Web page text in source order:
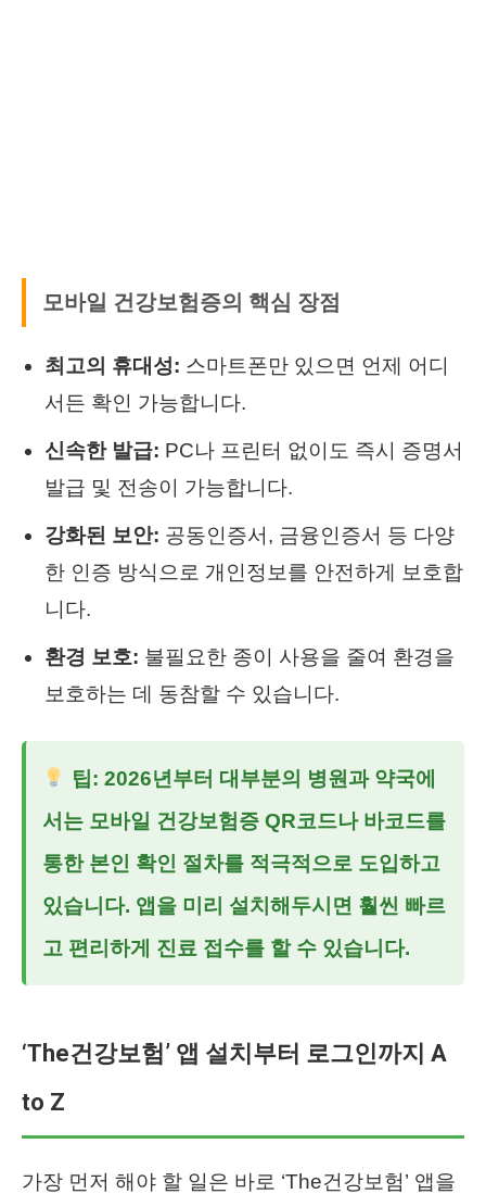
모바일 건강보험증의 핵심 장점
최고의 휴대성: 스마트폰만 있으면 언제 어디
서든 확인 가능합니다.
신속한 발급: PC나 프린터 없이도 즉시 증명서
발급 및 전송이 가능합니다.
강화된 보안: 공동인증서, 금융인증서 등 다양
한 인증 방식으로 개인정보를 안전하게 보호합
니다.
환경 보호: 불필요한 종이 사용을 줄여 환경을
보호하는 데 동참할 수 있습니다.
팁: 2026년부터 대부분의 병원과 약국에
서는 모바일 건강보험증 QR코드나 바코드를
통한 본인 확인 절차를 적극적으로 도입하고
있습니다. 앱을 미리 설치해두시면 훨씬 빠르
고 편리하게 진료 접수를 할 수 있습니다.
‘The건강보험’ 앱 설치부터 로그인까지 A
to Z
가장 먼저 해야 할 일은 바로 ‘The건강보험’ 앱을